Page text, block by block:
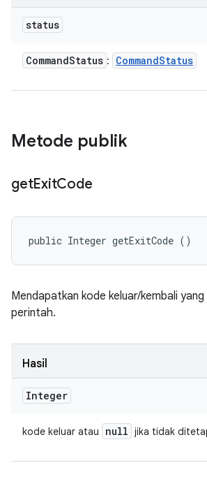
status
CommandStatus : CommandStatus
Metode publik
getExitCode
public Integer getExitCode ()
Mendapatkan kode keluar/kembali
perintah.
Hasil
Integer
kode keluar atau null jika tidak